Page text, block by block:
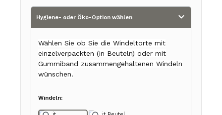
Hygiene- oder Öko-Option wählen
Wählen Sie ob Sie die Windeltorte mit
einzelverpackten (in Beuteln) oder mit
Gummiband zusammengehaltenen Windeln
wünschen.
Windeln: